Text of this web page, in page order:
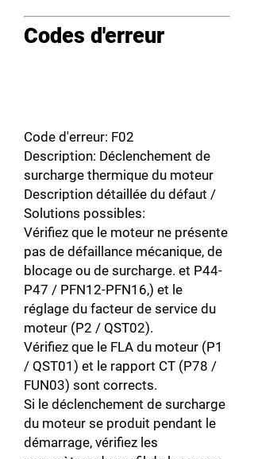
Codes d'erreur
Code d'erreur: F02
Description: Déclenchement de
surcharge thermique du moteur
Description détaillée du défaut /
Solutions possibles:
Vérifiez que le moteur ne présente
pas de défaillance mécanique, de
blocage ou de surcharge. et P44-
P47 / PFN12-PFN16,) et le
réglage du facteur de service du
moteur (P2 / QST02).
Vérifiez que le FLA du moteur (P1
/ QST01) et le rapport CT (P78 /
FUN03) sont corrects.
Si le déclenchement de surcharge
du moteur se produit pendant le
démarrage, vérifiez les